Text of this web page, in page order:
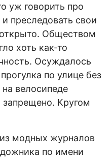
уж говорить про
преследовать свои
Обществом
хоть как-то
Осуждалось
по улице без
велосипеде
запрещено. Кругом
модных журналов
по имени